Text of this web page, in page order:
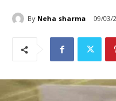
By Neha sharma 09/03/